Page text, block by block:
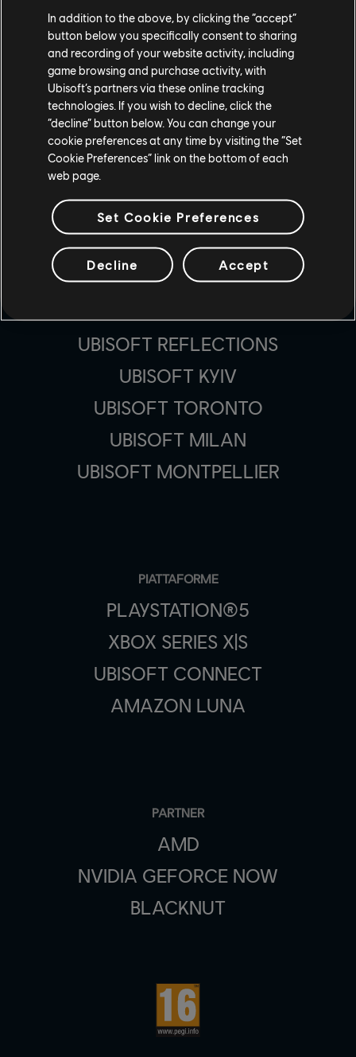
STUDI
MASSIVE ENTERTAINMENT
UBISOFT BLUE BYTE
UBISOFT REFLECTIONS
UBISOFT KYIV
UBISOFT TORONTO
UBISOFT MILAN
UBISOFT MONTPELLIER
PIATTAFORME
PLAYSTATION®5
XBOX SERIES X|S
UBISOFT CONNECT
AMAZON LUNA
PARTNER
AMD
NVIDIA GEFORCE NOW
BLACKNUT
In addition to the above, by clicking the “accept”
button below you specifically consent to sharing
and recording of your website activity, including
game browsing and purchase activity, with
Ubisoft’s partners via these online tracking
technologies. If you wish to decline, click the
“decline” button below. You can change your
cookie preferences at any time by visiting the “Set
Cookie Preferences” link on the bottom of each
web page.
Set Cookie Preferences
Decline Accept